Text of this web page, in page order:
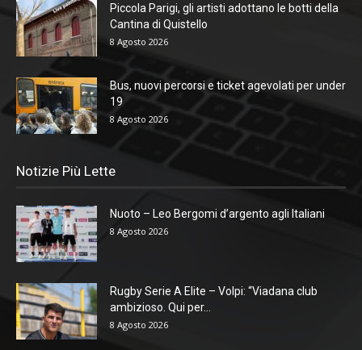
Piccola Parigi, gli artisti adottano le botti della
Cantina di Quistello
8 Agosto 2026
Bus, nuovi percorsi e ticket agevolati per under
19
8 Agosto 2026
Notizie Più Lette
Nuoto – Leo Bergomi d’argento agli Italiani
8 Agosto 2026
Rugby Serie A Elite – Volpi: “Viadana club
ambizioso. Qui per...
8 Agosto 2026